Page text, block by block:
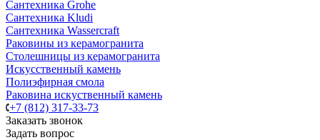
Сантехника Grohe
Сантехника Kludi
Сантехника Wassercraft
Раковины из керамогранита
Столешницы из керамогранита
Искусственный камень
Полиэфирная смола
Раковина искуственный камень
+7 (812) 317-33-73
Заказать звонок
Задать вопрос